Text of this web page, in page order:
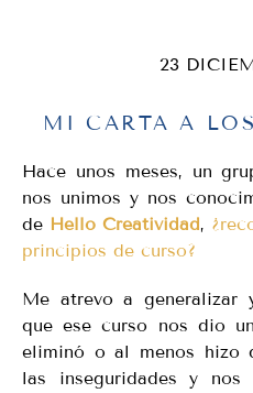
23
MI CARTA A
Hace unos meses, un
nos unimos y nos
de Hello Creatividad,
principios de curso?
Me atrevo a
que ese curso nos dio
eliminó o al menos hizo
las inseguridades y